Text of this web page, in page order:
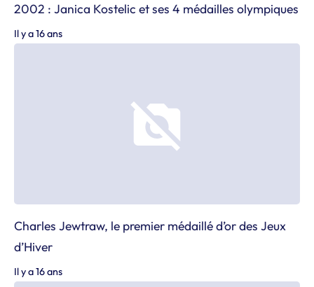
2002 : Janica Kostelic et ses 4 médailles olympiques
Il y a 16 ans
Charles Jewtraw, le premier médaillé d’or des Jeux
d’Hiver
Il y a 16 ans